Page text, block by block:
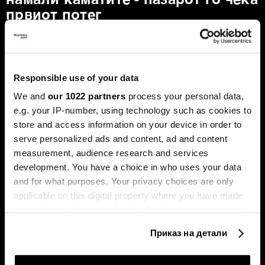
Responsible use of your data
We and our 1022 partners process your personal data,
e.g. your IP-number, using technology such as cookies to
store and access information on your device in order to
serve personalized ads and content, ad and content
measurement, audience research and services
development. You have a choice in who uses your data
and for what purposes. Your privacy choices are only
applicable on this digital property where you have made
Приказ на детали
првиот потег
Новиот шеф на Фeд, Кевин Варш, ќе се обиде
агресивно да ја протурка агендата за намалување на
каматните стапки, но Марко Бјеговиќ од „Аркомина
редефинира клучните економски индикатори и да ги
придобие скептичните колеги.
војната